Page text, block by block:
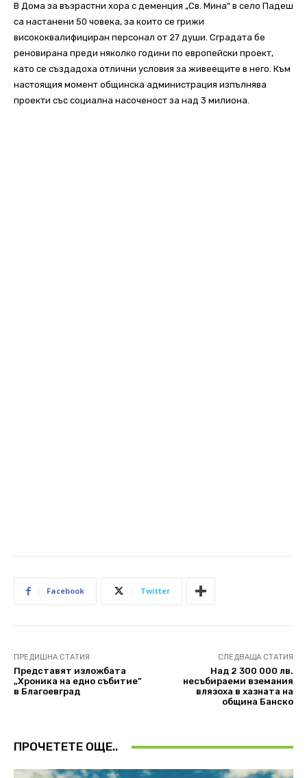
В Дома за възрастни хора с деменция „Св. Мина“ в село Падеш
са настанени 50 човека, за които се грижи
висококвалифициран персонал от 27 души. Сградата бе
реновирана преди няколко години по европейски проект,
като се създадоха отлични условия за живеещите в него. Към
настоящия момент общинска администрация изпълнява
проекти със социална насоченост за над 3 милиона.
Facebook Twitter
ПРЕДИШНА СТАТИЯ
Представят изложбата
„Хроника на едно събитие”
в Благоевград
СЛЕДВАЩА СТАТИЯ
Над 2 300 000 лв.
несъбираеми вземания
влязоха в хазната на
община Банско
ПРОЧЕТЕТЕ ОЩЕ..